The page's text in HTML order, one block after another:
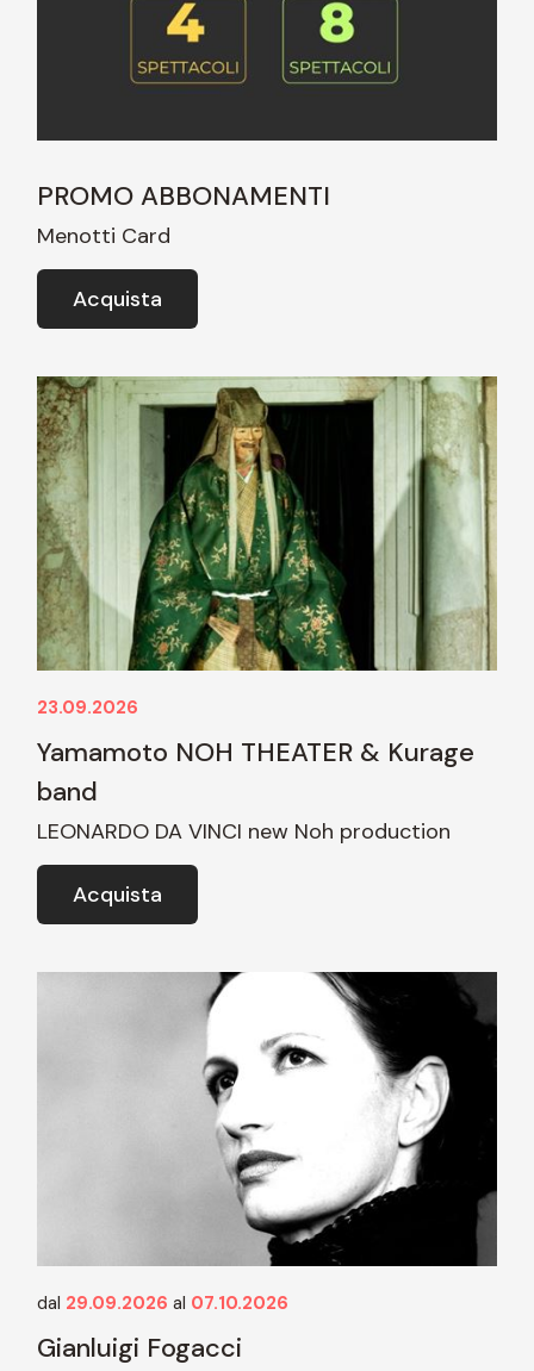
PROMO ABBONAMENTI
Menotti Card
Acquista
23.09.2026
Yamamoto NOH THEATER & Kurage
band
LEONARDO DA VINCI new Noh production
Acquista
dal 29.09.2026 al 07.10.2026
Gianluigi Fogacci